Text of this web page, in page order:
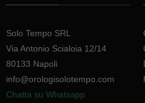
Solo Tempo SRL
Via Antonio Scialoia 12/14
80133 Napoli
info@orologisolotempo.com
Chatta su Whatsapp